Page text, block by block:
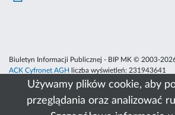
Używamy plików cookie, aby
przeglądania oraz analizować
Biuletyn Informacji Publicznej - BIP MK © 2003-
ACK Cyfronet AGH
liczba wyświetleń: 231943641